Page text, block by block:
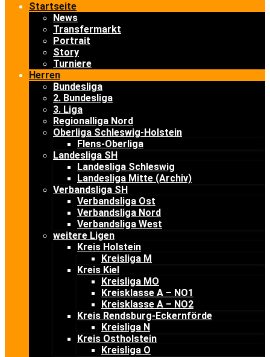
Startseite
News
Transfermarkt
Portrait
Story
Turniere
Herren
Bundesliga
2. Bundesliga
3. Liga
Regionalliga Nord
Oberliga Schleswig-Holstein
Flens-Oberliga
Landesliga SH
Landesliga Schleswig
Landesliga Mitte (Archiv)
Verbandsliga SH
Verbandsliga Ost
Verbandsliga Nord
Verbandsliga West
weitere Ligen
Kreis Holstein
Kreisliga M
Kreis Kiel
Kreisliga MO
Kreisklasse A – NO1
Kreisklasse A – NO2
Kreis Rendsburg-Eckernförde
Kreisliga N
Kreis Ostholstein
Kreisliga O